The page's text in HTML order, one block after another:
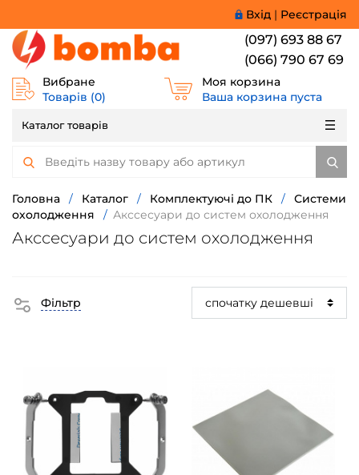
Вхід | Реєстрація
(097) 693 88 67
(066) 790 67 69
Вибране
Товарів (0)
Моя корзина
Ваша корзина пуста
Каталог товарів
Головна / Каталог / Комплектуючі до ПК /
Системи
охолодження
/ Акссесуари до систем охолодження
Акссесуари до систем охолодження
Фільтр